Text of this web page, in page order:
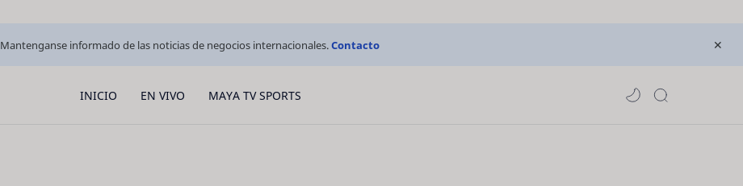
Mantenganse informado de las noticias de negocios internacionales.Contacto
INICIO EN VIVO MAYA TV SPORTS